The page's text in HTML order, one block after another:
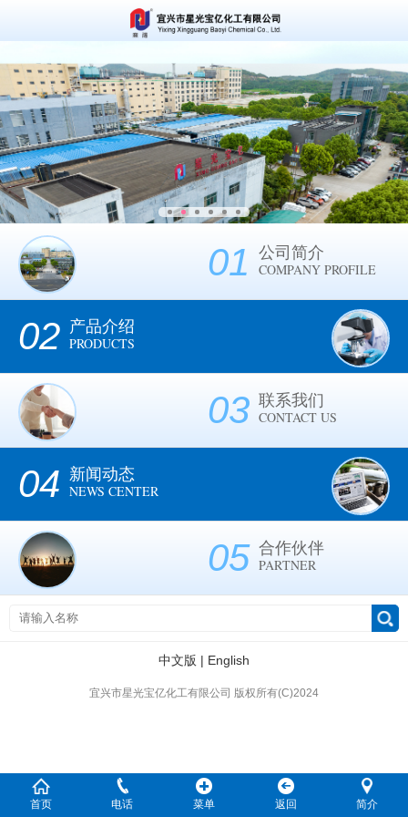
01 公司简介
COMPANY PROFILE
02 产品介绍
PRODUCTS
03 联系我们
CONTACT US
04 新闻动态
NEWS CENTER
05 合作伙伴
PARTNER
中文版 | English
宜兴市星光宝亿化工有限公司 版权所有(C)2024
首页 电话 菜单 返回 简介